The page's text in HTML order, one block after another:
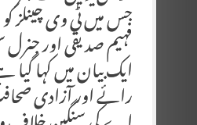
جس میں ٹی وی چینلز
فہیم صدیقی اور
ایک بیان میں کہا